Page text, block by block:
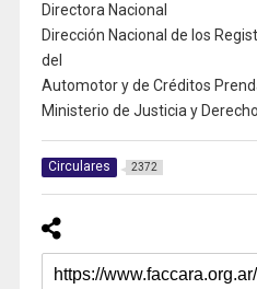
Directora Nacional
Dirección Nacional de los
del
Automotor y de Créditos
Ministerio de Justicia y
Circulares 2372